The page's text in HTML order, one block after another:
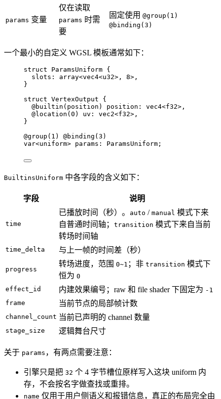
params 变量
仅在读取
params 时需
要
固定使用 @group(1)
@binding(3)
一个最小的自定义 WGSL 模板通常如下：
struct ParamsUniform {
slots : array<vec4<u32>, 8>,
}
struct VertexOutput {
@builtin( position ) position : vec4<f32>,
@location( 0 ) uv : vec2<f32>,
}
@group( 1 ) @binding( 3 )
var<uniform> params : ParamsUniform;
BuiltinsUniform 中各字段的含义如下：
字段 说明
time
已播放时间（秒）。 auto / manual 模式下来
自普通时间轴； transition 模式下来自当前
转场时间轴
time_delta 与上一帧的时间差（秒）
progress
转场进度，范围 0~1 ；非 transition 模式下
恒为 0
effect_id
内建效果编号；raw 和 file shader 下固定为 -1
frame
当前节点的局部帧计数
channel_count 当前已声明的 channel 数量
stage_size 逻辑舞台尺寸
关于 params ，有两点需要注意：
引擎只是把 32 个 4 字节槽位原样写入这块 uniform 内
存，不会按名字做查找或重排。
name 仅用于用户侧语义和报错信息，真正的布局完全由